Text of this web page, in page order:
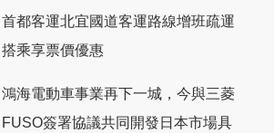
首都客運北宜國道客運路線增班疏運
搭乘享票價優惠
鴻海電動車事業再下一城，今與三菱
FUSO簽署協議共同開發日本市場具